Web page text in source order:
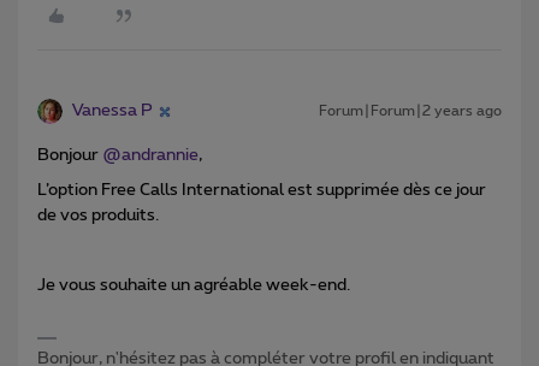
Vanessa P Forum|Forum|2 years ago
Bonjour @andrannie,
L’option Free Calls International est supprimée dès ce jour
de vos produits.
Je vous souhaite un agréable week-end.
Bonjour, n'hésitez pas à compléter votre profil en indiquant